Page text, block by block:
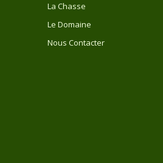
La Chasse
Le Domaine
Nous Contacter